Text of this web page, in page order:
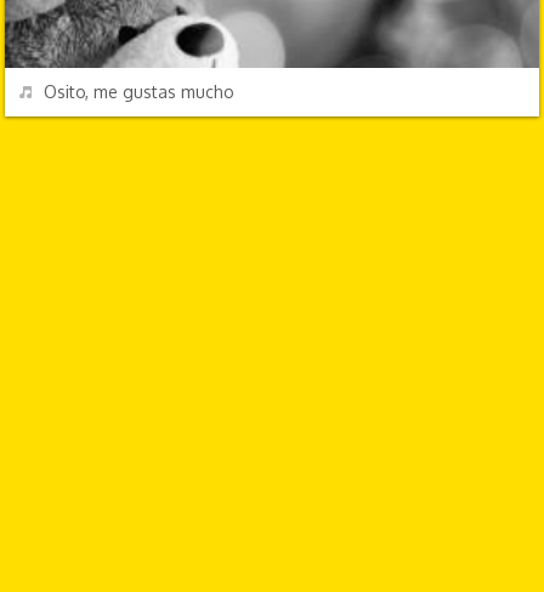
REPRODUCIR
Osito, me gustas mucho